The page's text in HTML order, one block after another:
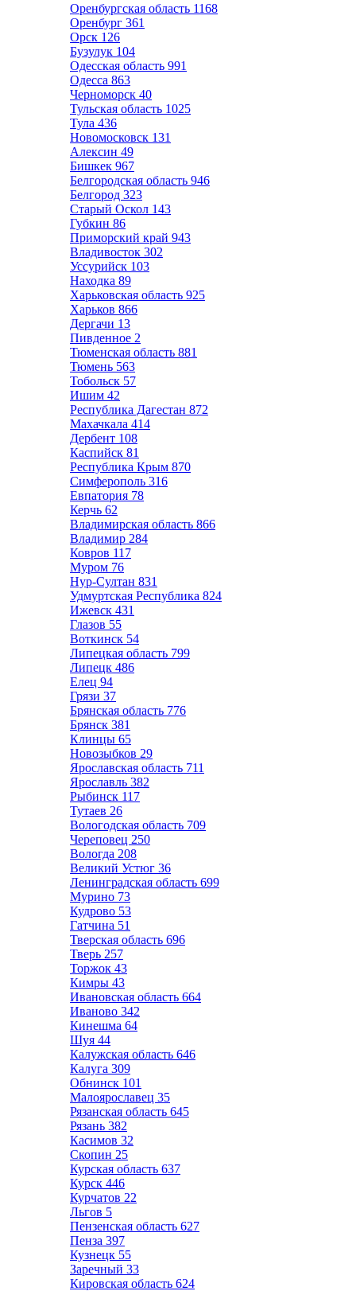
Оренбургская область 1168
Оренбург 361
Орск 126
Бузулук 104
Одесская область 991
Одесса 863
Черноморск 40
Тульская область 1025
Тула 436
Новомосковск 131
Алексин 49
Бишкек 967
Белгородская область 946
Белгород 323
Старый Оскол 143
Губкин 86
Приморский край 943
Владивосток 302
Уссурийск 103
Находка 89
Харьковская область 925
Харьков 866
Дергачи 13
Пивденное 2
Тюменская область 881
Тюмень 563
Тобольск 57
Ишим 42
Республика Дагестан 872
Махачкала 414
Дербент 108
Каспийск 81
Республика Крым 870
Симферополь 316
Евпатория 78
Керчь 62
Владимирская область 866
Владимир 284
Ковров 117
Муром 76
Нур-Султан 831
Удмуртская Республика 824
Ижевск 431
Глазов 55
Воткинск 54
Липецкая область 799
Липецк 486
Елец 94
Грязи 37
Брянская область 776
Брянск 381
Клинцы 65
Новозыбков 29
Ярославская область 711
Ярославль 382
Рыбинск 117
Тутаев 26
Вологодская область 709
Череповец 250
Вологда 208
Великий Устюг 36
Ленинградская область 699
Мурино 73
Кудрово 53
Гатчина 51
Тверская область 696
Тверь 257
Торжок 43
Кимры 43
Ивановская область 664
Иваново 342
Кинешма 64
Шуя 44
Калужская область 646
Калуга 309
Обнинск 101
Малоярославец 35
Рязанская область 645
Рязань 382
Касимов 32
Скопин 25
Курская область 637
Курск 446
Курчатов 22
Льгов 5
Пензенская область 627
Пенза 397
Кузнецк 55
Заречный 33
Кировская область 624